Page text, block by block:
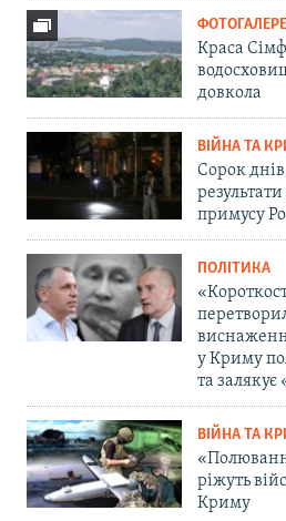
Краса
довкола
ВІЙНА ТА
Сорок
примусу
ПОЛІТИКА
у Криму
та
ВІЙНА ТА
ріжуть
Криму